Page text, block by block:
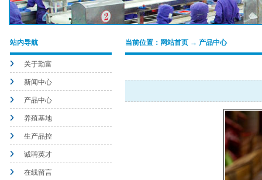
站内导航
关于勤富
新闻中心
产品中心
养殖基地
生产品控
诚聘英才
在线留言
当前位置：网站首页 → 产品中心